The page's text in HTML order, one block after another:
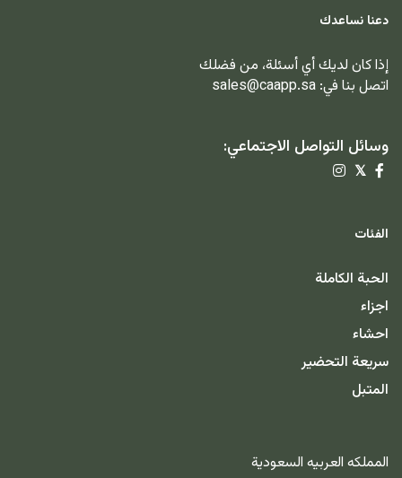
دعنا نساعدك
إذا كان لديك أي أسئلة، من فضلك
اتصل بنا في: sales@caapp.sa
وسائل التواصل الاجتماعي:
𝕏
الفئات
الحبة الكاملة
اجزاء
احشاء
سريعة التحضير
المتبل
المملكه العربيه السعودية